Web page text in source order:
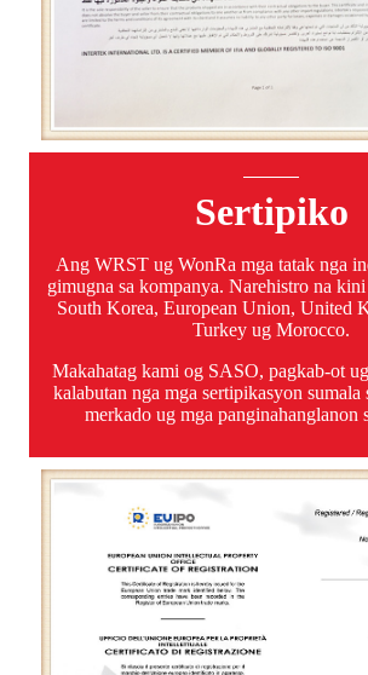
Sertipiko
Ang WRST ug WonRa mga tatak nga
gimugna sa kompanya. Narehistro na kini
South Korea, European Union, United
Turkey ug Morocco.
Makahatag kami og SASO, pagkab-ot
kalabutan nga mga sertipikasyon sumala
merkado ug mga panginahanglanon